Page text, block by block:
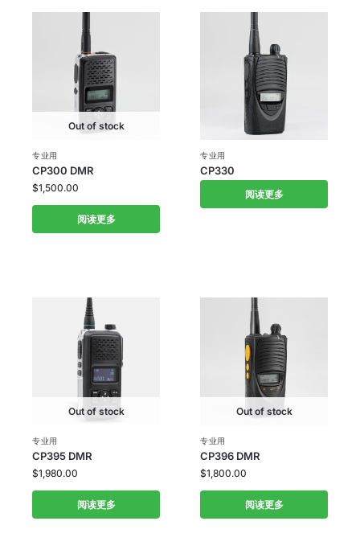
Out of stock
专业用
CP300 DMR
$1,500.00
阅读更多
专业用
CP330
阅读更多
Out of stock
专业用
CP395 DMR
$1,980.00
阅读更多
Out of stock
专业用
CP396 DMR
$1,800.00
阅读更多